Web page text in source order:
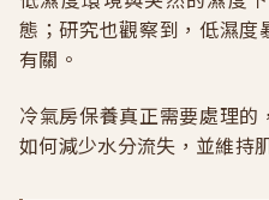
態；研究也觀察到，低濕度
有關。
冷氣房保養真正需要處理
如何減少水分流失，並維持